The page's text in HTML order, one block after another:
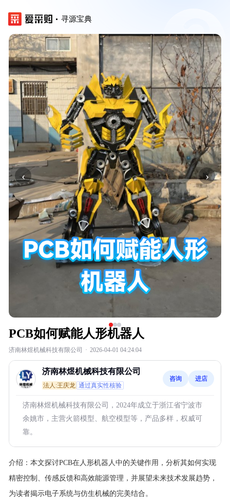
寻源宝典
‹ ›
PCB如何赋能人形机器人
济南林煜机械科技有限公司 · 2026-04-01 04:24:04
济南林煜机械科技有限公司
法人:王庆龙 通过真实性核验
咨询 进店
济南林煜机械科技有限公司，2024年成立于浙江省宁波市
余姚市，主营火箭模型、航空模型等，产品多样，权威可
靠。
介绍： 本文探讨PCB在人形机器人中的关键作用，分析其如何实现
精密控制、传感反馈和高效能源管理，并展望未来技术发展趋势，
为读者揭示电子系统与仿生机械的完美结合。